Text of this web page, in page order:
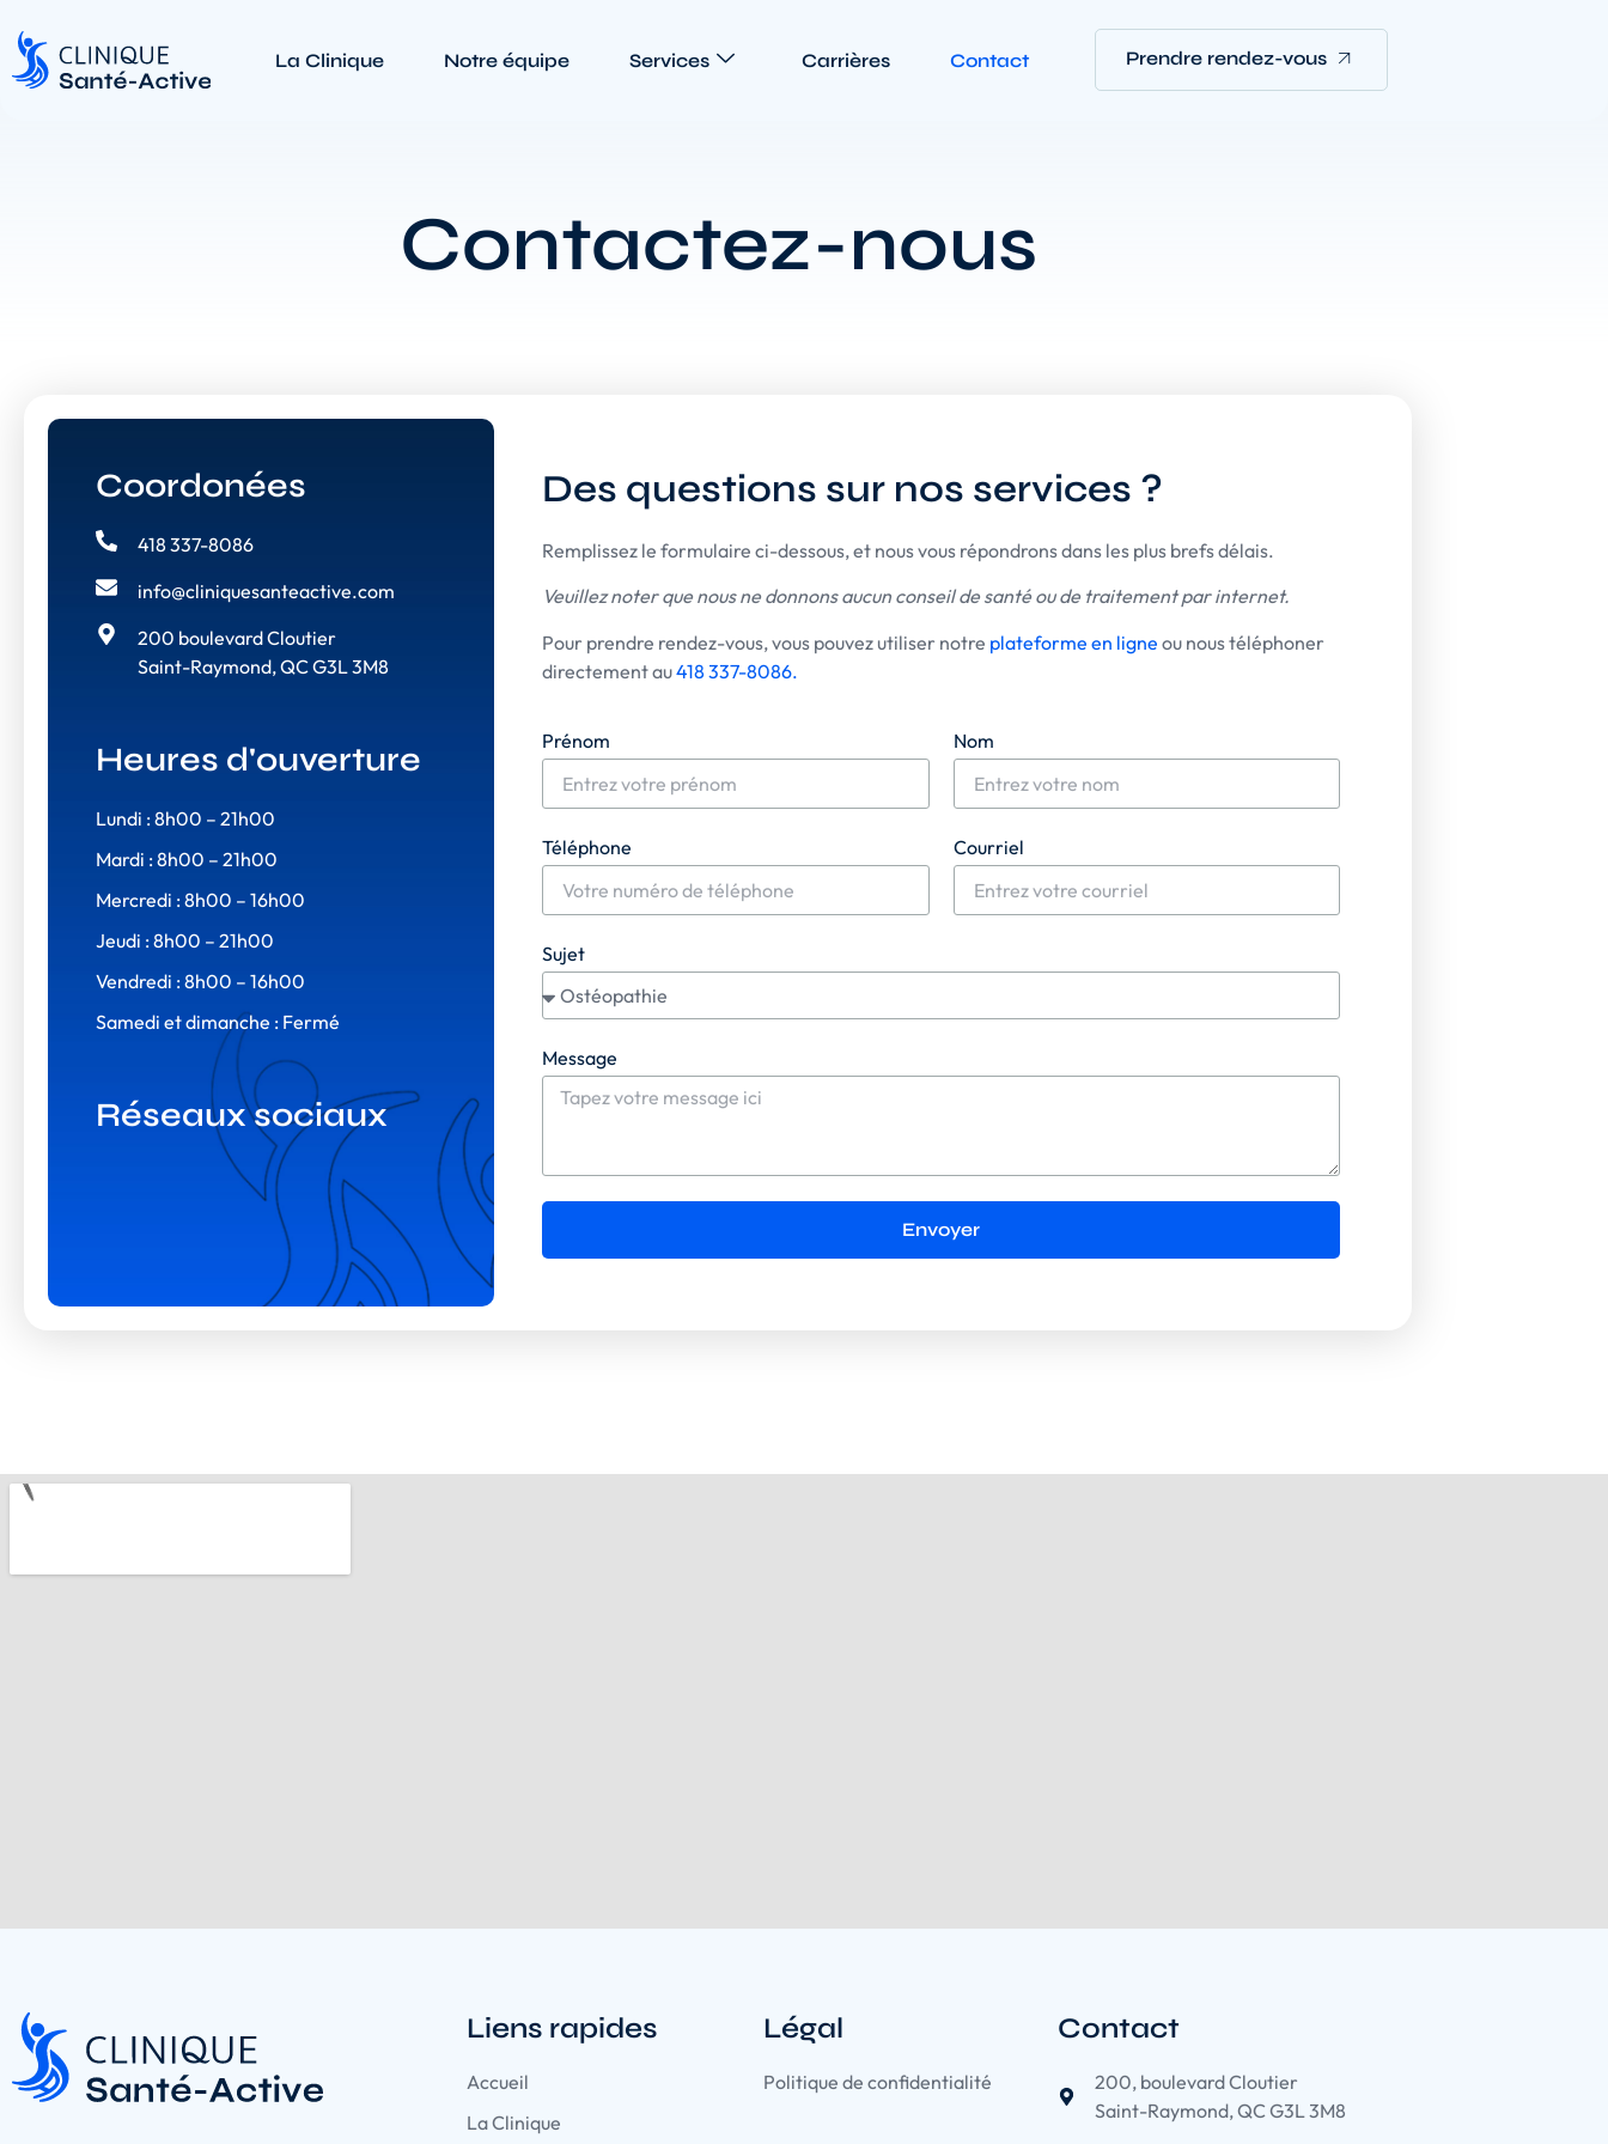
La Clinique Notre équipe Services Carrières Contact Prendre rendez-vous
Contactez-nous
Coordonées
418 337-8086
info@cliniquesanteactive.com
200 boulevard Cloutier
Saint-Raymond, QC G3L 3M8
Heures d'ouverture
Lundi : 8h00 – 21h00
Mardi : 8h00 – 21h00
Mercredi : 8h00 – 16h00
Jeudi : 8h00 – 21h00
Vendredi : 8h00 – 16h00
Samedi et dimanche : Fermé
Réseaux sociaux
Des questions sur nos services ?
Remplissez le formulaire ci-dessous, et nous vous répondrons dans les plus brefs délais.
Veuillez noter que nous ne donnons aucun conseil de santé ou de traitement par internet.
Pour prendre rendez-vous, vous pouvez utiliser notre plateforme en ligne ou nous téléphoner
directement au418 337-8086.
Prénom Nom
Téléphone Courriel
Sujet
Message
Envoyer
Liens rapides
Accueil
La Clinique
Légal
Politique de confidentialité
Contact
200, boulevard Cloutier
Saint-Raymond, QC G3L 3M8